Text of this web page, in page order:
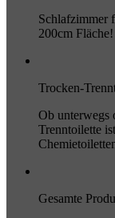
Schlafzimmer
200cm Fläche!
Trocken-
Ob unterwegs
Trenntoilette
Gesamte